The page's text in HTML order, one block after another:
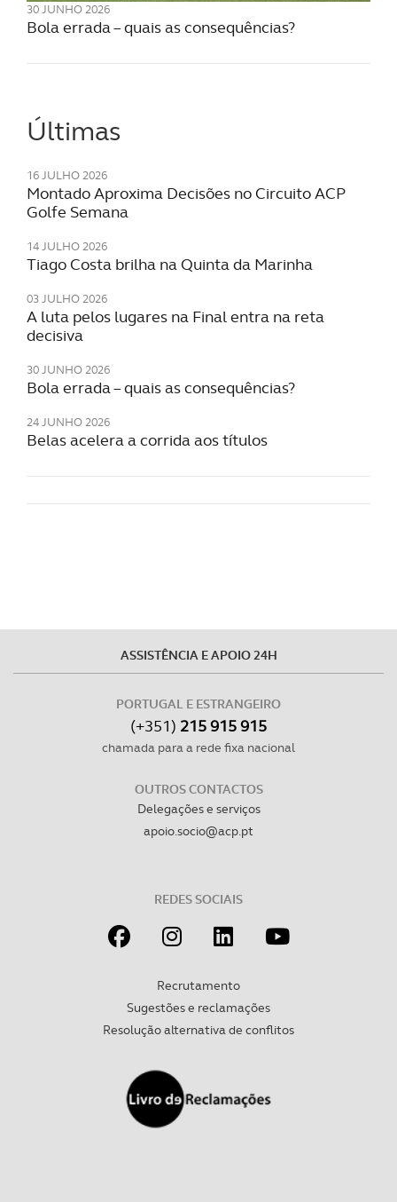
30 JUNHO 2026
Bola errada – quais as consequências?
Últimas
16 JULHO 2026
Montado Aproxima Decisões no Circuito ACP
Golfe Semana
14 JULHO 2026
Tiago Costa brilha na Quinta da Marinha
03 JULHO 2026
A luta pelos lugares na Final entra na reta
decisiva
30 JUNHO 2026
Bola errada – quais as consequências?
24 JUNHO 2026
Belas acelera a corrida aos títulos
ASSISTÊNCIA E APOIO 24H
PORTUGAL E ESTRANGEIRO
(+351) 215 915 915
chamada para a rede fixa nacional
OUTROS CONTACTOS
Delegações e serviços
apoio.socio@acp.pt
REDES SOCIAIS
Recrutamento
Sugestões e reclamações
Resolução alternativa de conflitos